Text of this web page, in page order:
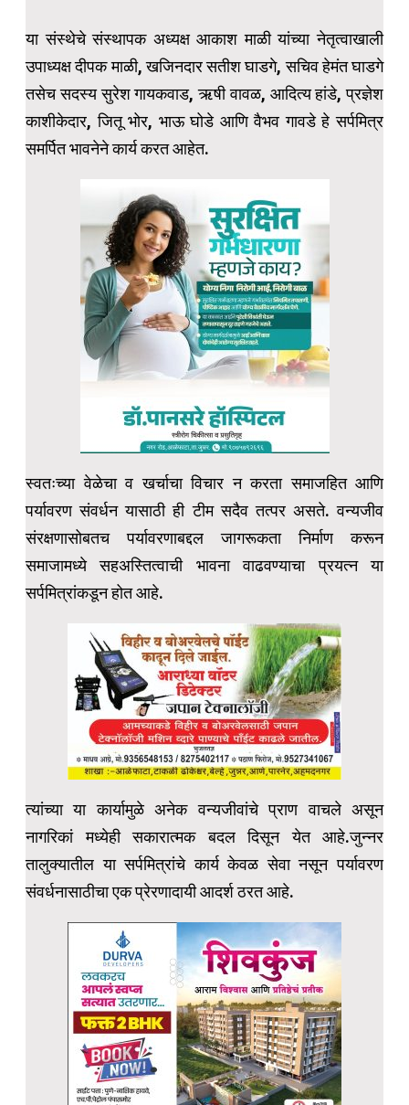
या संस्थेचे संस्थापक अध्यक्ष आकाश माळी यांच्या नेतृत्वाखाली
उपाध्यक्ष दीपक माळी, खजिनदार सतीश घाडगे, सचिव हेमंत घाडगे
तसेच सदस्य सुरेश गायकवाड, ऋषी वावळ, आदित्य हांडे, प्रज्ञेश
काशीकेदार, जितू भोर, भाऊ घोडे आणि वैभव गावडे हे सर्पमित्र
समर्पित भावनेने कार्य करत आहेत.
स्वतःच्या वेळेचा व खर्चाचा विचार न करता समाजहित आणि
पर्यावरण संवर्धन यासाठी ही टीम सदैव तत्पर असते. वन्यजीव
संरक्षणासोबतच पर्यावरणाबद्दल जागरूकता निर्माण करून
समाजामध्ये सहअस्तित्वाची भावना वाढवण्याचा प्रयत्न या
सर्पमित्रांकडून होत आहे.
त्यांच्या या कार्यामुळे अनेक वन्यजीवांचे प्राण वाचले असून
नागरिकां मध्येही सकारात्मक बदल दिसून येत आहे.जुन्नर
तालुक्यातील या सर्पमित्रांचे कार्य केवळ सेवा नसून पर्यावरण
संवर्धनासाठीचा एक प्रेरणादायी आदर्श ठरत आहे.